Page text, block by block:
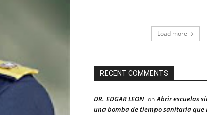
Load more
RECENT COMMENTS
DR. EDGAR LEON onAbrir escuelas
una bomba de tiempo sanitaria que